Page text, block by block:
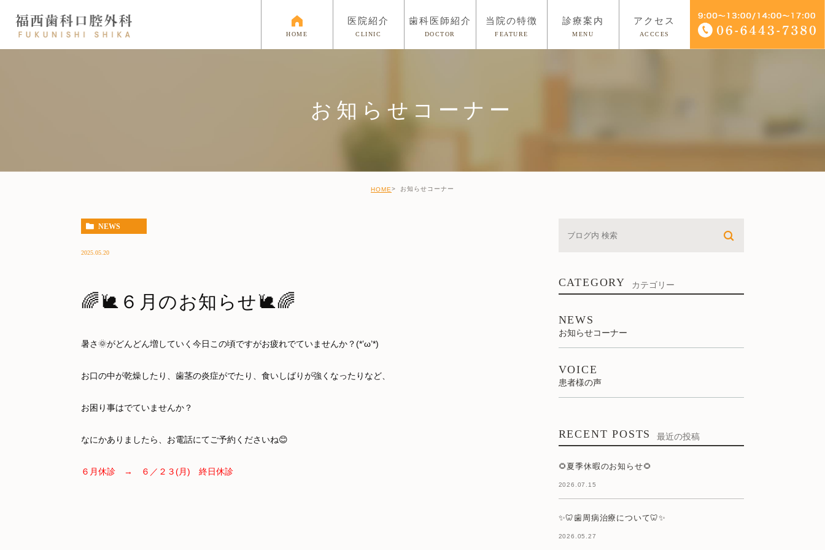
HOME
医院紹介
CLINIC
歯科医師紹介
DOCTOR
当院の特徴
FEATURE
診療案内
MENU
アクセス
ACCCES
お知らせコーナー
HOME お知らせコーナー
NEWS
2025.05.20
🌈🐌６月のお知らせ🐌🌈
暑さ🌞がどんどん増していく今日この頃ですがお疲れでていませんか？(*’ω’*)
お口の中が乾燥したり、歯茎の炎症がでたり、食いしばりが強くなったりなど、
お困り事はでていませんか？
なにかありましたら、お電話にてご予約くださいね😊
６月休診 → ６／２３(月) 終日休診
CATEGORY カテゴリー
NEWS
お知らせコーナー
VOICE
患者様の声
RECENT POSTS 最近の投稿
🌻夏季休暇のお知らせ🌻
2026.07.15
✨🦷歯周病治療について🦷✨
2026.05.27